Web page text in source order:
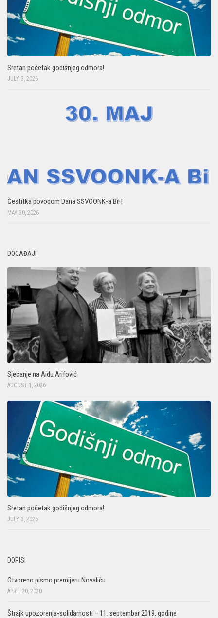
Sretan početak godišnjeg odmora!
JULY 3, 2026
Čestitka povodom Dana SSVOONK-a BiH
MAY 30, 2026
DOGAĐAJI
Sjećanje na Aidu Arifović
AUGUST 1, 2026
Sretan početak godišnjeg odmora!
JULY 3, 2026
DOPISI
Otvoreno pismo premijeru Novaliću
APRIL 20, 2020
Štrajk upozorenja-solidarnosti – 11. septembar 2019. godine